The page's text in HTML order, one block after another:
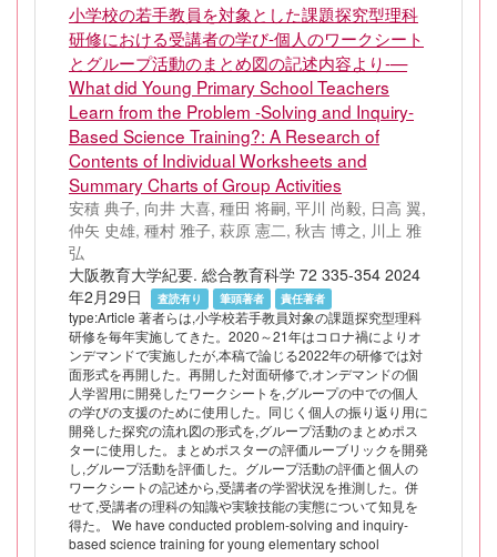
小学校の若手教員を対象とした課題探究型理科
研修における受講者の学び-個人のワークシート
とグループ活動のまとめ図の記述内容より-—
What did Young Primary School Teachers
Learn from the Problem -Solving and Inquiry-
Based Science Training?: A Research of
Contents of Individual Worksheets and
Summary Charts of Group Activities
安積 典子, 向井 大喜, 種田 将嗣, 平川 尚毅, 日高 翼,
仲矢 史雄, 種村 雅子, 萩原 憲二, 秋吉 博之, 川上 雅
弘
大阪教育大学紀要. 総合教育科学 72 335-354 2024
年2月29日
査読有り 筆頭著者 責任著者
type:Article 著者らは,小学校若手教員対象の課題探究型理科
研修を毎年実施してきた。2020～21年はコロナ禍によりオ
ンデマンドで実施したが,本稿で論じる2022年の研修では対
面形式を再開した。再開した対面研修で,オンデマンドの個
人学習用に開発したワークシートを,グループの中での個人
の学びの支援のために使用した。同じく個人の振り返り用に
開発した探究の流れ図の形式を,グループ活動のまとめポス
ターに使用した。まとめポスターの評価ルーブリックを開発
し,グループ活動を評価した。グループ活動の評価と個人の
ワークシートの記述から,受講者の学習状況を推測した。併
せて,受講者の理科の知識や実験技能の実態について知見を
得た。 We have conducted problem-solving and inquiry-
based science training for young elementary school